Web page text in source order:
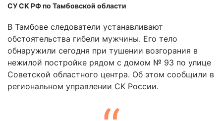
СУ СК РФ по Тамбовской области
В Тамбове следователи устанавливают
обстоятельства гибели мужчины. Его тело
обнаружили сегодня при тушении возгорания в
нежилой постройке рядом с домом № 93 по улице
Советской областного центра. Об этом сообщили в
региональном управлении СК России.